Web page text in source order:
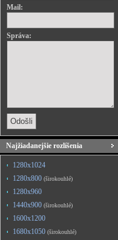
Mail:
Správa:
Najžiadanejšie rozlíšenia
1280x1024
1280x800 (širokouhlé)
1280x960
1440x900 (širokouhlé)
1600x1200
1680x1050 (širokouhlé)